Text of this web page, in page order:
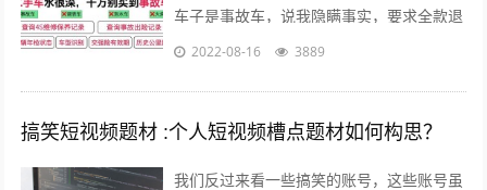
车子是事故车，说我隐瞒事实，要求全款退
车，我该怎么办？ 报警处理。二手车行在
2022-08-16 3889
搞笑短视频题材 :个人短视频槽点题材如何构思？
我们反过来看一些搞笑的账号，这些账号虽